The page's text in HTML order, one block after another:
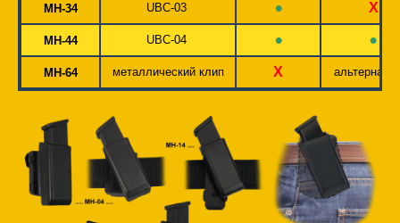
MH-34 UBC-03 • X
MH-44 UBC-04 • •
MH-64 металлический клип X